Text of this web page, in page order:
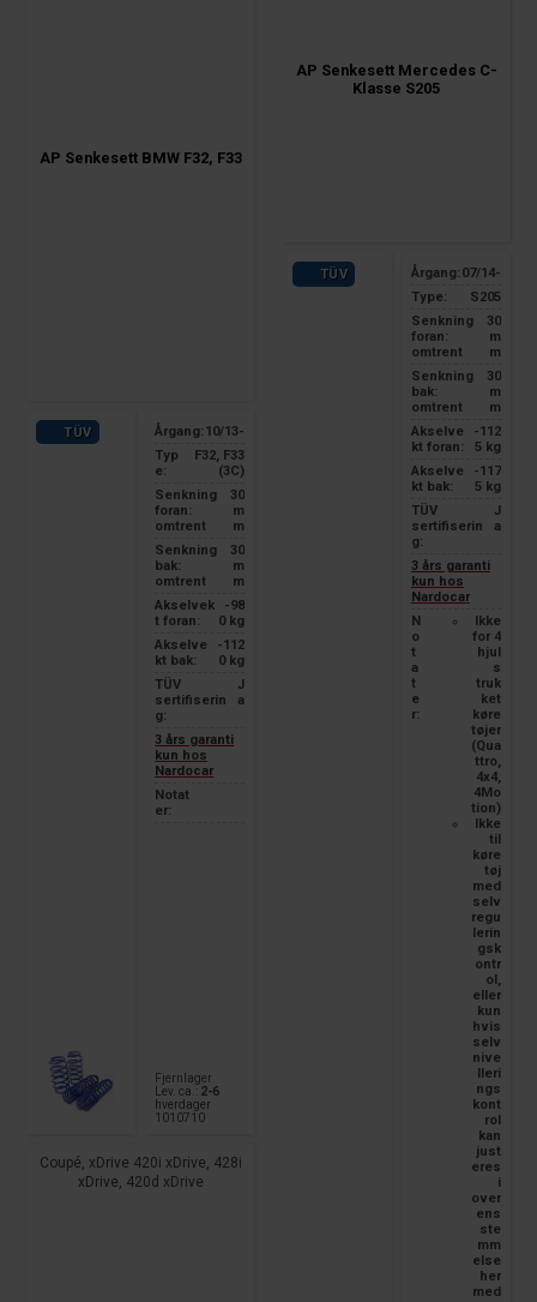
AP Senkesett BMW F32, F33
TÜV Årgang: 10/13-
Typ
e:
F32, F33
(3C)
Senkning
foran:
omtrent
30
m
m
Senkning
bak:
omtrent
30
m
m
Akselvek
t foran:
-98
0 kg
Akselve
kt bak:
-112
0 kg
TÜV
sertifiserin
g:
J
a
3 års garanti
kun hos
Nardocar
Notat
er:
Fjernlager
Lev. ca.: 2-6
hverdager
1010710
Coupé, xDrive 420i xDrive, 428i
xDrive, 420d xDrive
AP Senkesett Mercedes C-
Klasse S205
TÜV Årgang: 07/14-
Type:
S205
Senkning
foran:
omtrent
30
m
m
Senkning
bak:
omtrent
30
m
m
Akselve
kt foran:
-112
5 kg
Akselve
kt bak:
-117
5 kg
TÜV
sertifiserin
g:
J
a
3 års garanti
kun hos
Nardocar
N
o
t
a
t
e
r:
Ikke
for 4
hjul
s
truk
ket
køre
tøjer
(Qua
ttro,
4x4,
4Mo
tion)
Ikke
til
køre
tøj
med
selv
regu
lerin
gsk
ontr
ol,
eller
kun
hvis
selv
nive
lleri
ngs
kont
rol
kan
just
eres
i
over
ens
ste
mm
else
her
med